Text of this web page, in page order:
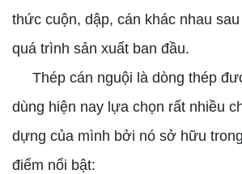
thức cuộn, dập, cán khác nhau
quá trình sản xuất ban đầu.
Thép cán nguội là dòng thép
dùng hiện nay lựa chọn rất nhiều
dựng của mình bởi nó sở hữu
điểm nổi bật: